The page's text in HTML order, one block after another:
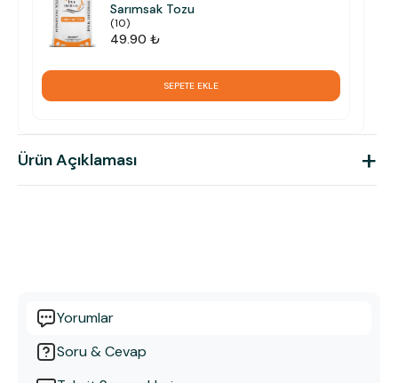
Sarımsak Tozu
(10)
49.90 ₺
SEPETE EKLE
Ürün Açıklaması +
Yorumlar
Soru & Cevap